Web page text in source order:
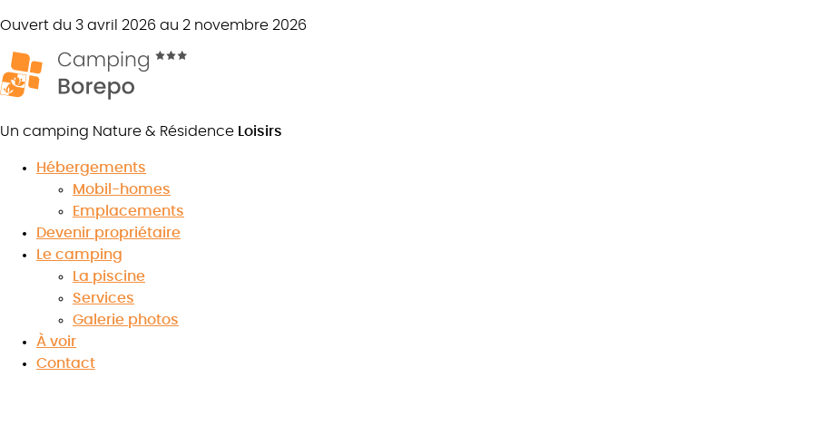
Ouvert du 3 avril 2026 au 2 novembre 2026
Un camping Nature & Résidence Loisirs
Hébergements
Mobil-homes
Emplacements
Devenir propriétaire
Le camping
La piscine
Services
Galerie photos
À voir
Contact